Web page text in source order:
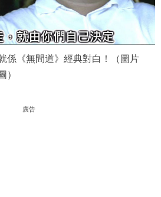
係《無間道》經典對白！（圖片
）
廣告